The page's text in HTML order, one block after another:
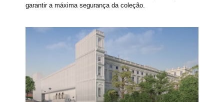
garantir a máxima segurança da coleção.